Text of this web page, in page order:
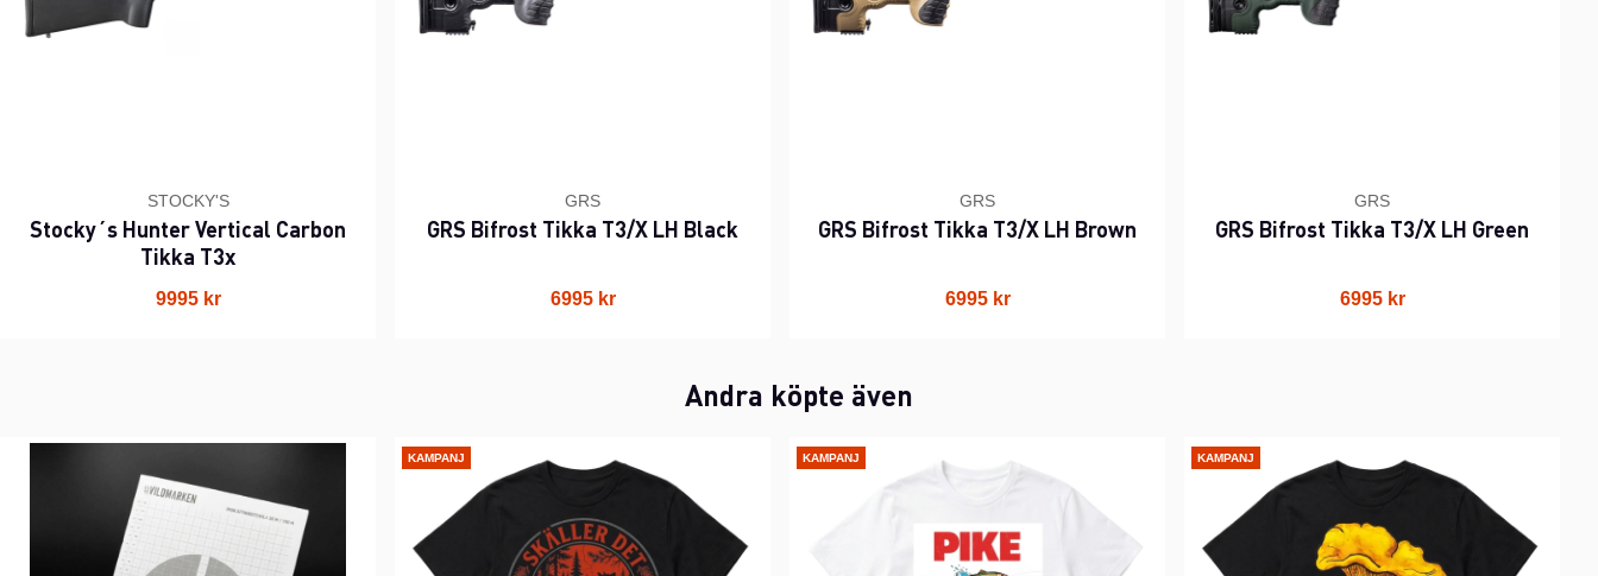
STOCKY'S
Stocky´s Hunter Vertical Carbon
Tikka T3x
9995 kr
GRS
GRS Bifrost Tikka T3/X LH Black
6995 kr
GRS
GRS Bifrost Tikka T3/X LH Brown
6995 kr
GRS
GRS Bifrost Tikka T3/X LH Green
6995 kr
Andra köpte även
KAMPANJ KAMPANJ KAMPANJ